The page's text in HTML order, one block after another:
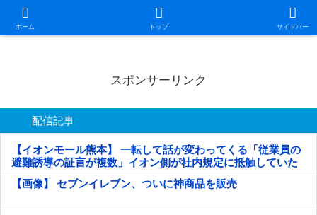
ホーム トップ サイドバー
日本第一！ニュース録
スポンサーリンク
配信記事
【イオンモール熊本】 一転して話が変わってくる「従業員の
避難誘導の証言が複数」イオン側が社内規定に抵触していた
疑い
【画像】 セブンイレブン、ついに神商品を販売